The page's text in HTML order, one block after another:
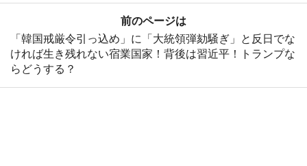
前のページは
「韓国戒厳令引っ込め」に「大統領弾劾騒ぎ」と反日でな
ければ生き残れない宿業国家！背後は習近平！トランプな
らどうする？